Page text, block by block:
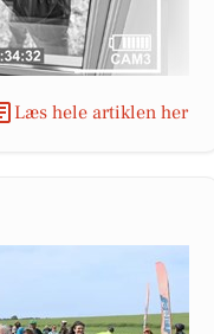
Læs hele artiklen her